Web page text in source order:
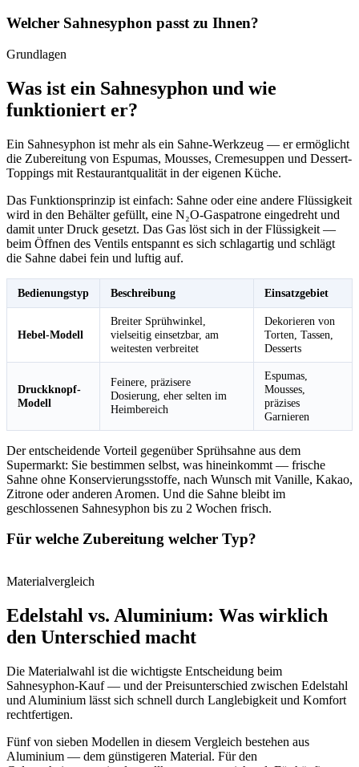
Welcher Sahnesyphon passt zu Ihnen?
Grundlagen
Was ist ein Sahnesyphon und wie
funktioniert er?
Ein Sahnesyphon ist mehr als ein Sahne-Werkzeug — er ermöglicht
die Zubereitung von Espumas, Mousses, Cremesuppen und Dessert-
Toppings mit Restaurantqualität in der eigenen Küche.
Das Funktionsprinzip ist einfach: Sahne oder eine andere Flüssigkeit
wird in den Behälter gefüllt, eine N₂O-Gaspatrone eingedreht und
damit unter Druck gesetzt. Das Gas löst sich in der Flüssigkeit —
beim Öffnen des Ventils entspannt es sich schlagartig und schlägt
die Sahne dabei fein und luftig auf.
Bedienungstyp Beschreibung Einsatzgebiet
Hebel-Modell
Breiter Sprühwinkel,
vielseitig einsetzbar, am
weitesten verbreitet
Dekorieren von
Torten, Tassen,
Desserts
Druckknopf-
Modell
Feinere, präzisere
Dosierung, eher selten im
Heimbereich
Espumas,
Mousses,
präzises
Garnieren
Der entscheidende Vorteil gegenüber Sprühsahne aus dem
Supermarkt: Sie bestimmen selbst, was hineinkommt — frische
Sahne ohne Konservierungsstoffe, nach Wunsch mit Vanille, Kakao,
Zitrone oder anderen Aromen. Und die Sahne bleibt im
geschlossenen Sahnesyphon bis zu 2 Wochen frisch.
Für welche Zubereitung welcher Typ?
Materialvergleich
Edelstahl vs. Aluminium: Was wirklich
den Unterschied macht
Die Materialwahl ist die wichtigste Entscheidung beim
Sahnesyphon-Kauf — und der Preisunterschied zwischen Edelstahl
und Aluminium lässt sich schnell durch Langlebigkeit und Komfort
rechtfertigen.
Fünf von sieben Modellen in diesem Vergleich bestehen aus
Aluminium — dem günstigeren Material. Für den